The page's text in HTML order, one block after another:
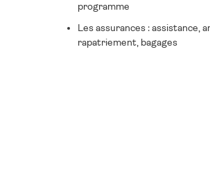
programme
Les assurances : assistance,
rapatriement, bagages